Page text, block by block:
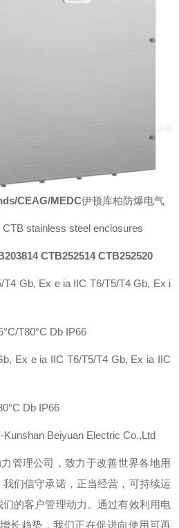
CEAG/MEDC伊顿库柏防爆电气
stainless steel enclosures
CTB252514 CTB252520
Gb, Ex e ia IIC T6/T5/T4 Gb, Ex i
T80°C Db IP66
Ex e ia IIC T6/T5/T4 Gb, Ex ia IIC
Db IP66
Beiyuan Electric Co.,Ltd
管理公司，致力于改善世界各地用
们信守承诺，正当经营，可持续运
的客户管理动力。通过有效利用电
长趋势，我们正在促进向使用可再